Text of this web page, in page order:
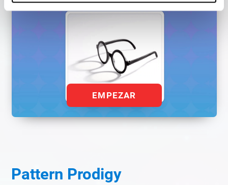
EMPEZAR
Pattern Prodigy